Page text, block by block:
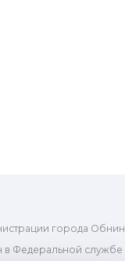
города
в Федеральной